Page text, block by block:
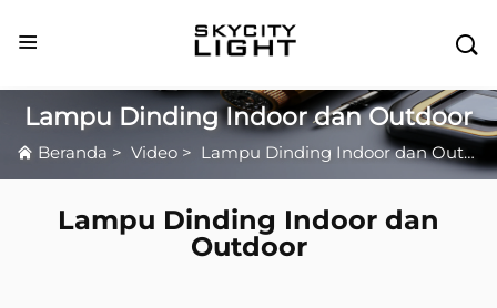

Lampu Dinding Indoor dan Outdoor
Beranda > Video > Lampu Dinding Indoor dan Outdoor
Lampu Dinding Indoor dan
Outdoor